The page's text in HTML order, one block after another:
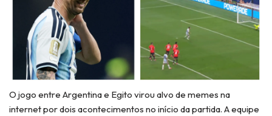
O jogo entre Argentina e Egito virou alvo de memes na
internet por dois acontecimentos no início da partida. A equipe